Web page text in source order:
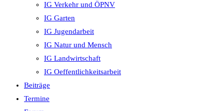
IG Verkehr und ÖPNV
IG Garten
IG Jugendarbeit
IG Natur und Mensch
IG Landwirtschaft
IG Oeffentlichkeitsarbeit
Beiträge
Termine